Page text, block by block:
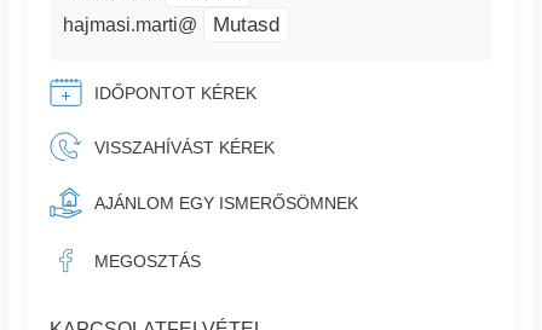
hajmasi.marti@ Mutasd
IDŐPONTOT KÉREK
VISSZAHÍVÁST KÉREK
AJÁNLOM EGY ISMERŐSÖMNEK
MEGOSZTÁS